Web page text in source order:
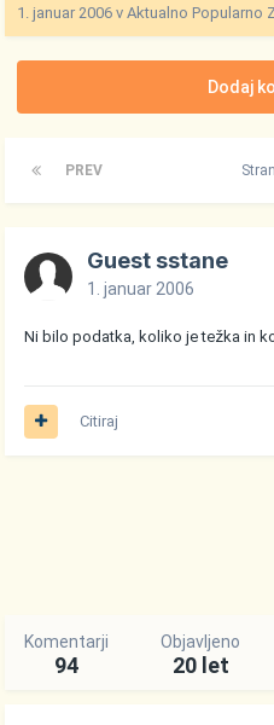
1. januar 2006 vAktualno Popularno
Dodaj
PREV
Guest sstane
1. januar 2006
Ni bilo podatka, koliko je težka in
Citiraj
Komentarji
94
Objavljeno
20 let